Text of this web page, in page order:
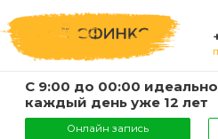
С 9:00 до 00:00
каждый день уже 12 лет
Онлайн запись
ГЛАВНАЯ